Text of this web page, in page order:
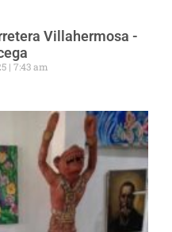
Villahermosa -
7:43 am